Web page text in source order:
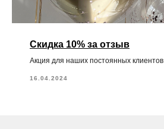
Скидка 10% за отзыв
Акция для наших постоянных клиентов
16.04.2024